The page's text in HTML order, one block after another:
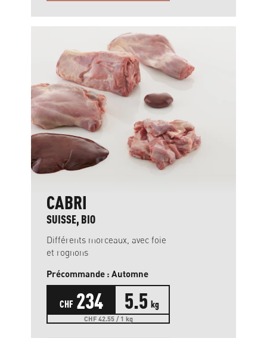
CABRI
SUISSE, BIO
Différents morceaux, avec foie
et rognons
Précommande : Automne
CHF 234 5.5 kg
CHF 42.55 / 1 kg